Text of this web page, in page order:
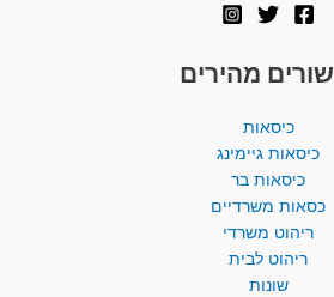
מהירים
כיסאות
כיסאות גיימינג
כיסאות בר
כסאות משרדיים
ריהוט משרדי
ריהוט לבית
שונות